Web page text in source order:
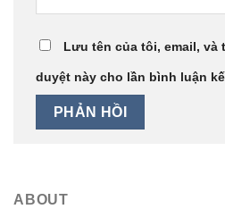
Lưu tên của tôi, email, và
duyệt này cho lần bình luận
ABOUT